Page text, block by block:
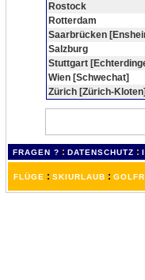
Rostock
Rotterdam
Saarbrücken
Salzburg
Stuttgart
Wien [Schwechat]
Zürich [Zürich-Kloten]
FRAGEN ? : DATENSCHUTZ :
FLÜGE : SKIURLAUB :